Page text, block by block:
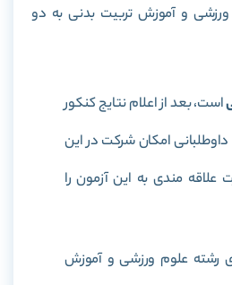
و آموزش تربیت بدنی به دو
است، بعد از اعلام نتایج کنکور
امکان شرکت در این
علاقه مندی به این آزمون را
رشته علوم ورزشی و آموزش